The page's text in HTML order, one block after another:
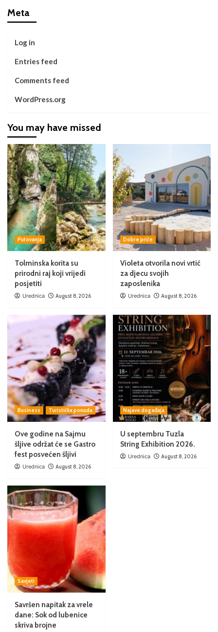
Meta
Log in
Entries feed
Comments feed
WordPress.org
You may have missed
Putovanja
Tolminska korita su
prirodni raj koji vrijedi
posjetiti
Urednica August 8, 2026
Dobre priče
Violeta otvorila novi vrtić
za djecu svojih
zaposlenika
Urednica August 8, 2026
Business Turistička ponuda
Ove godine na Sajmu
šljive održat će se Gastro
fest posvećen šljivi
Urednica August 8, 2026
Najave događaja
U septembru Tuzla
String Exhibition 2026.
Urednica August 8, 2026
Savjeti
Savršen napitak za vrele
dane: Sok od lubenice
skriva brojne